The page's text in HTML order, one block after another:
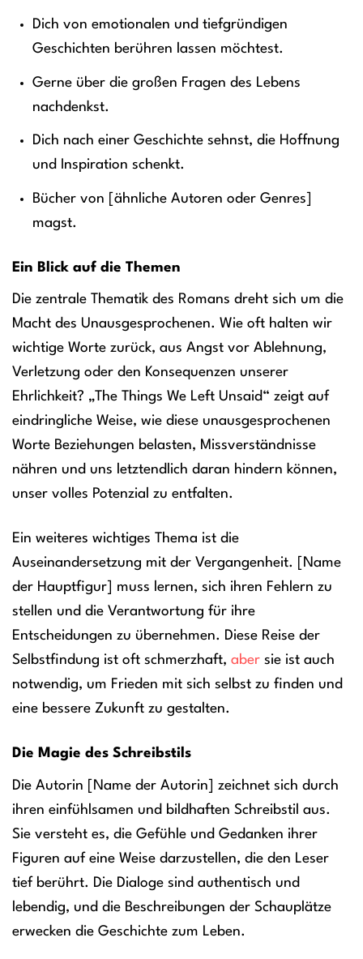
Dich von emotionalen und tiefgründigen
Geschichten berühren lassen möchtest.
Gerne über die großen Fragen des Lebens
nachdenkst.
Dich nach einer Geschichte sehnst, die Hoffnung
und Inspiration schenkt.
Bücher von [ähnliche Autoren oder Genres]
magst.
Ein Blick auf die Themen
Die zentrale Thematik des Romans dreht sich um die
Macht des Unausgesprochenen. Wie oft halten wir
wichtige Worte zurück, aus Angst vor Ablehnung,
Verletzung oder den Konsequenzen unserer
Ehrlichkeit? „The Things We Left Unsaid“ zeigt auf
eindringliche Weise, wie diese unausgesprochenen
Worte Beziehungen belasten, Missverständnisse
nähren und uns letztendlich daran hindern können,
unser volles Potenzial zu entfalten.
Ein weiteres wichtiges Thema ist die
Auseinandersetzung mit der Vergangenheit. [Name
der Hauptfigur] muss lernen, sich ihren Fehlern zu
stellen und die Verantwortung für ihre
Entscheidungen zu übernehmen. Diese Reise der
Selbstfindung ist oft schmerzhaft, aber sie ist auch
notwendig, um Frieden mit sich selbst zu finden und
eine bessere Zukunft zu gestalten.
Die Magie des Schreibstils
Die Autorin [Name der Autorin] zeichnet sich durch
ihren einfühlsamen und bildhaften Schreibstil aus.
Sie versteht es, die Gefühle und Gedanken ihrer
Figuren auf eine Weise darzustellen, die den Leser
tief berührt. Die Dialoge sind authentisch und
lebendig, und die Beschreibungen der Schauplätze
erwecken die Geschichte zum Leben.